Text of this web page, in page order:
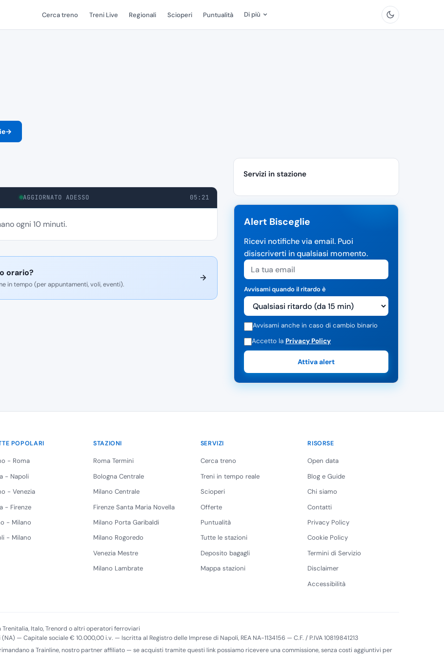
Cerca treno Treni Live Regionali Scioperi Puntualità Di più
→
AGGIORNATO ADESSO 05:21
ogni 10 minuti.
orario?
in tempo (per appuntamenti, voli, eventi).
Servizi in stazione
Alert Bisceglie
Ricevi notifiche via email. Puoi
disiscriverti in qualsiasi momento.
Avvisami quando il ritardo è
Avvisami anche in caso di cambio binario
Accetto la Privacy Policy
Attiva alert
POPOLARI
- Roma
- Napoli
- Venezia
- Firenze
- Milano
- Milano
STAZIONI
Roma Termini
Bologna Centrale
Milano Centrale
Firenze Santa Maria Novella
Milano Porta Garibaldi
Milano Rogoredo
Venezia Mestre
Milano Lambrate
SERVIZI
Cerca treno
Treni in tempo reale
Scioperi
Offerte
Puntualità
Tutte le stazioni
Deposito bagagli
Mappa stazioni
RISORSE
Open data
Blog e Guide
Chi siamo
Contatti
Privacy Policy
Cookie Policy
Termini di Servizio
Disclaimer
Accessibilità
Italo, Trenord o altri operatori ferroviari
— Capitale sociale € 10.000,00 i.v. — Iscritta al Registro delle Imprese di Napoli, REA NA-1134156 — C.F. / P.IVA 10819841213
a Trainline, nostro partner affiliato — se acquisti tramite questi link possiamo ricevere una commissione, senza costi aggiuntivi per